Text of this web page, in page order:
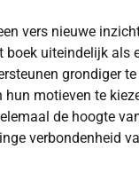
vers nieuwe
uiteindelijk als
grondiger
motieven te
de hoogte
verbondenheid